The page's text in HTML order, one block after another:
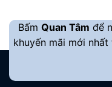
Bấm Quan Tâm để
khuyến mãi mới